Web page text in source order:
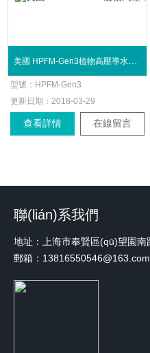
美國 HPFM-Gen3植物高壓導水率測量儀
型號： HPFM-Gen3
更新日期：2018-03-29
查看詳情 在線留言
聯(lián)系我們
郵箱：13816550546@163.com